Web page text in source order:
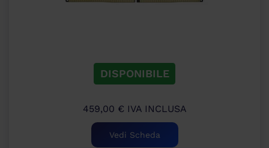
DISPONIBILE
459,00 € IVA INCLUSA
Vedi Scheda